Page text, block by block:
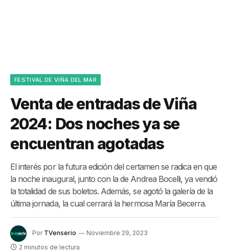
FESTIVAL DE VIÑA DEL MAR
Venta de entradas de Viña
2024: Dos noches ya se
encuentran agotadas
El interés por la futura edición del certamen se radica en que
la noche inaugural, junto con la de Andrea Bocelli, ya vendió
la totalidad de sus boletos. Además, se agotó la galería de la
última jornada, la cual cerrará la hermosa María Becerra.
Por TVenserio
Noviembre 29, 2023
2 minutos de lectura